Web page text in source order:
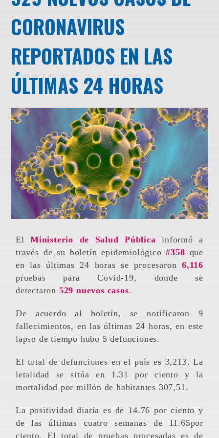
CORONAVIRUS
REPORTADOS EN LAS
ÚLTIMAS 24 HORAS
ElMinisterio de Salud Públicainformó a
través de su boletín epidemiológico#358 que
en las últimas 24 horas se procesaron 6,116
pruebas para Covid-19, donde se
detectaron 529 nuevos casos.
De acuerdo al boletín, se notificaron 9
fallecimientos, en las últimas 24 horas, en este
lapso de tiempo hubo 5 defunciones.
El total de defunciones en el país es 3,213. La
letalidad se sitúa en 1.31 por ciento y la
mortalidad por millón de habitantes 307,51.
La positividad diaria es de 14.76 por ciento y
de las últimas cuatro semanas de 11.65por
ciento. El total de pruebas procesadas es de